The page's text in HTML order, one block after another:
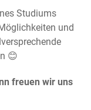
Studiums
und
😊
freuen wir uns